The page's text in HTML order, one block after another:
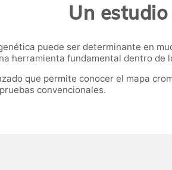
Un
puede ser determinante en
herramienta fundamental dentro de
que permite conocer el mapa
convencionales.